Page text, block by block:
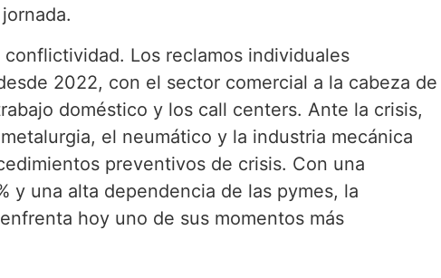
Los reclamos individuales
2022, con el sector comercial a la cabeza de
doméstico y los call centers. Ante la crisis,
el neumático y la industria mecánica
preventivos de crisis. Con una
y una alta dependencia de las pymes, la
hoy uno de sus momentos más